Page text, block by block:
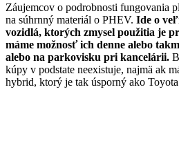
Záujemcov o podrobnosti fungovania
na súhrnný materiál o PHEV. Ide o
vozidlá, ktorých zmysel použitia je
máme možnosť ich denne alebo
alebo na parkovisku pri kancelárii.
kúpy v podstate neexistuje, najmä ak
hybrid, ktorý je tak úsporný ako